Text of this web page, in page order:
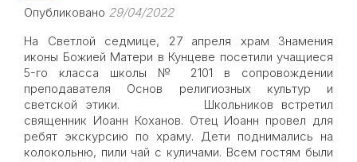
Опубликовано 29/04/2022
На Светлой седмице, 27 апреля храм Знамения
иконы Божией Матери в Кунцеве посетили учащиеся
5-го класса школы № 2101 в сопровождении
преподавателя Основ религиозных культур и
светской этики. Школьников встретил
священник Иоанн Коханов. Отец Иоанн провел для
ребят экскурсию по храму. Дети поднимались на
колокольню, пили чай с куличами. Всем гостям были